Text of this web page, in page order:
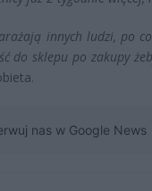
innych ludzi, po
do sklepu po zakupy
nas w Google News